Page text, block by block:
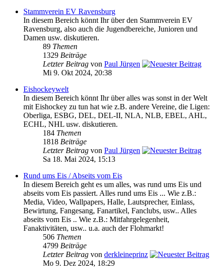
Stammverein EV Ravensburg
In diesem Bereich könnt Ihr über den Stammverein EV
Ravensburg, also auch die Jugendbereiche, Junioren und
Damen usw. diskutieren.
89 Themen
1329 Beiträge
Letzter Beitrag von Paul Jürgen
Mi 9. Okt 2024, 20:38
Eishockeywelt
In diesem Bereich könnt Ihr über alles was sonst in der Welt
mit Eishockey zu tun hat wie z.B. andere Vereine, die Ligen:
Oberliga, ESBG, DEL, DEL-II, NLA, NLB, EBEL, AHL,
ECHL, NHL usw. diskutieren.
184 Themen
1818 Beiträge
Letzter Beitrag von Paul Jürgen
Sa 18. Mai 2024, 15:13
Rund ums Eis / Abseits vom Eis
In diesem Bereich geht es um alles, was rund ums Eis und
abseits vom Eis passiert. Alles rund ums Eis ... Wie z.B.:
Media, Video, Wallpapers, Halle, Lautsprecher, Einlass,
Bewirtung, Fangesang, Fanartikel, Fanclubs, usw.. Alles
abseits vom Eis .. Wie z.B.: Mitfahrgelegenheit,
Fanaktivitäten, usw.. u.a. auch der Flohmarkt!
506 Themen
4799 Beiträge
Letzter Beitrag von derkleineprinz
Mo 9. Dez 2024, 18:29